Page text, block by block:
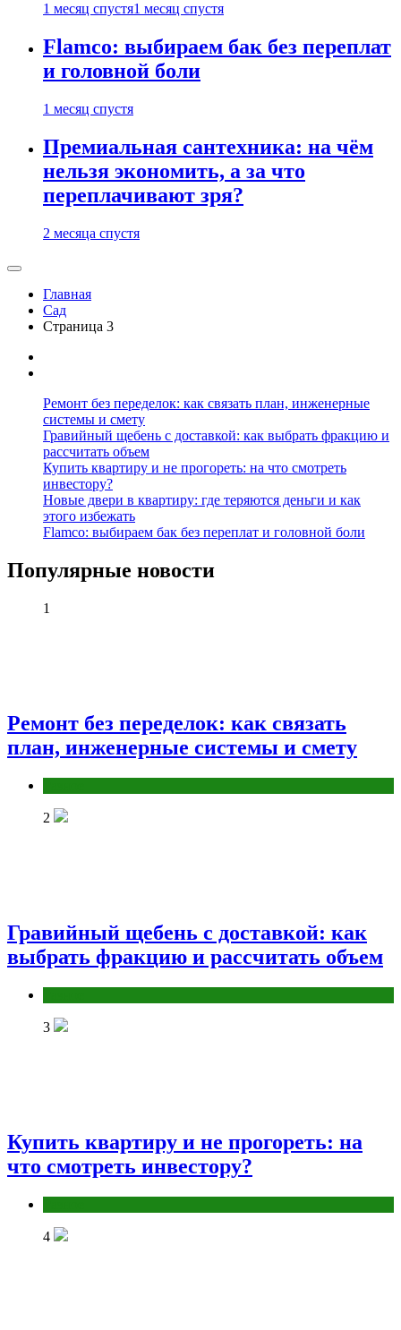
1 месяц спустя1 месяц спустя
Flamco: выбираем бак без переплат
и головной боли
1 месяц спустя
Премиальная сантехника: на чём
нельзя экономить, а за что
переплачивают зря?
2 месяца спустя
Главная
Сад
Страница 3
Ремонт без переделок: как связать план, инженерные
системы и смету
Гравийный щебень с доставкой: как выбрать фракцию и
рассчитать объем
Купить квартиру и не прогореть: на что смотреть
инвестору?
Новые двери в квартиру: где теряются деньги и как
этого избежать
Flamco: выбираем бак без переплат и головной боли
Популярные новости
1
Ремонт без переделок: как связать
план, инженерные системы и смету
2
Гравийный щебень с доставкой: как
выбрать фракцию и рассчитать объем
3
Купить квартиру и не прогореть: на
что смотреть инвестору?
4